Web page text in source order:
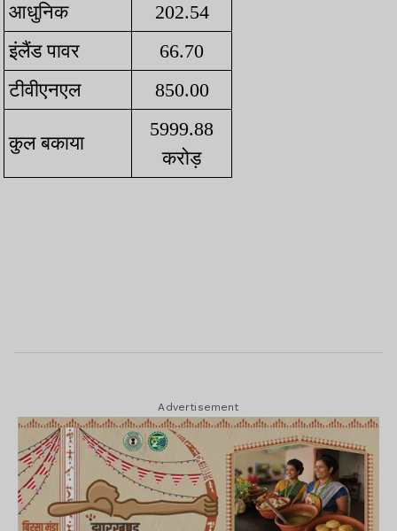
आधुनिक
202.54
इंलैंड पावर
66.70
टीवीएनएल
850.00
कुल बकाया
5999.88
करोड़
Advertisement